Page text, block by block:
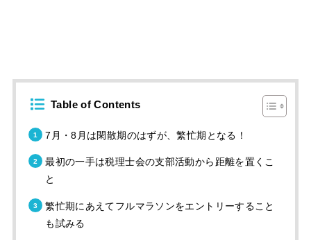
Table of Contents
7月・8月は閑散期のはずが、繁忙期となる！
最初の一手は税理士会の支部活動から距離を置くこ
と
繁忙期にあえてフルマラソンをエントリーすること
も試みる